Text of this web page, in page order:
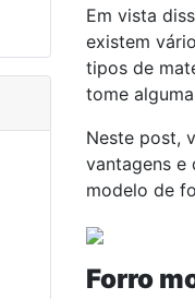
Em vista
existem
tipos de
tome
Neste post,
vantagens e
modelo de
Forro